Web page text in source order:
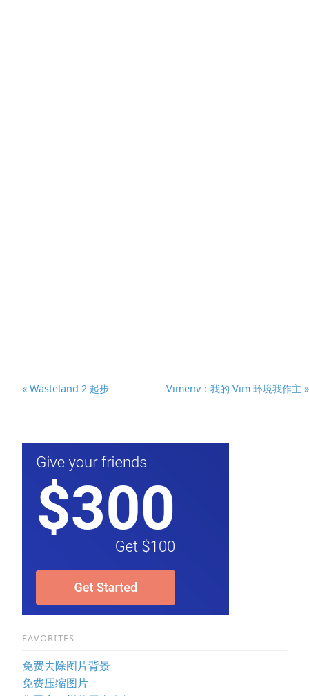
« Wasteland 2 起步 Vimenv：我的 Vim 环境我作主 »
FAVORITES
免费去除图片背景
免费压缩图片